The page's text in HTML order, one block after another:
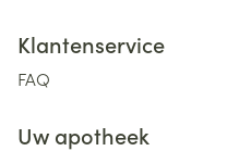
Klantenservice
FAQ
Uw apotheek